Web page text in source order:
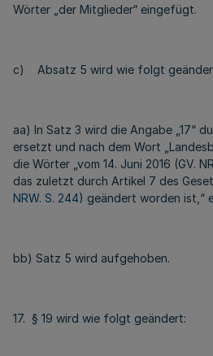
Wörter „der Mitglieder“ eingefügt.
c) Absatz 5 wird wie folgt
aa) In Satz 3 wird die Angabe „17“
ersetzt und nach dem Wort
die Wörter „vom 14. Juni 2016 (GV.
das zuletzt durch Artikel 7 des
NRW. S. 244) geändert worden ist,“
bb) Satz 5 wird aufgehoben.
17. § 19 wird wie folgt geändert: